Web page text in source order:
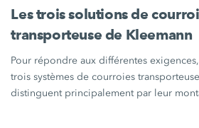
Les trois solutions de
transporteuse de Kleemann
Pour répondre aux différentes
trois systèmes de courroies
distinguent principalement par leur